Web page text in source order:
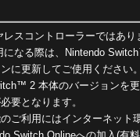
レスコントローラーではあり
になる際は、Nintendo
に更新してご使用ください。
2 本体のバージョンを
要となります。
のご利用にはインターネット